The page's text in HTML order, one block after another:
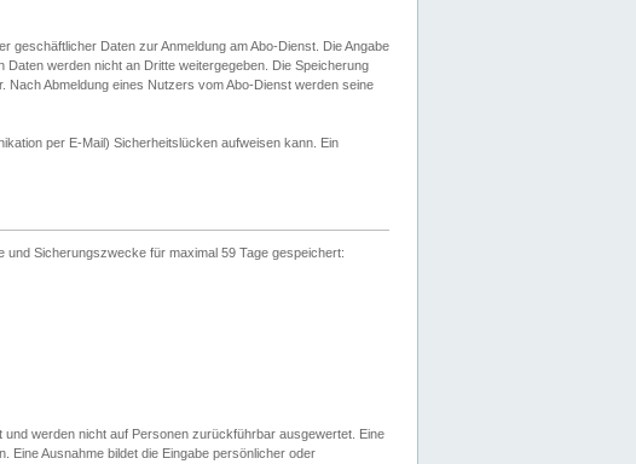
geschäftlicher Daten zur Anmeldung am Abo-Dienst. Die Angabe
werden nicht an Dritte weitergegeben. Die Speicherung
Abmeldung eines Nutzers vom Abo-Dienst werden seine
per E-Mail) Sicherheitslücken aufweisen kann. Ein
Sicherungszwecke für maximal 59 Tage gespeichert:
werden nicht auf Personen zurückführbar ausgewertet. Eine
Eine Ausnahme bildet die Eingabe persönlicher oder